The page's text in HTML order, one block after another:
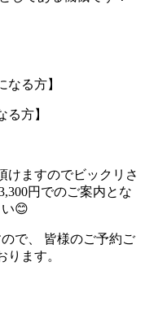
なる方】
る方】
けますのでビックリさ
円でのご案内とな
😊
で、 皆様のご予約ご
ます。